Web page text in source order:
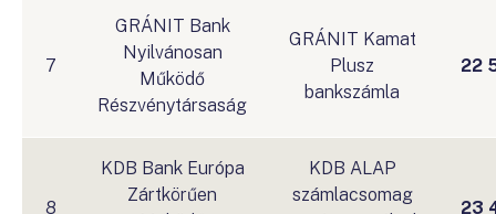
7
GRÁNIT Bank
Nyilvánosan
Működő
Részvénytársaság
GRÁNIT Kamat
Plusz
bankszámla
22
8
KDB Bank Európa
Zártkörűen
KDB ALAP
számlacsomag
23